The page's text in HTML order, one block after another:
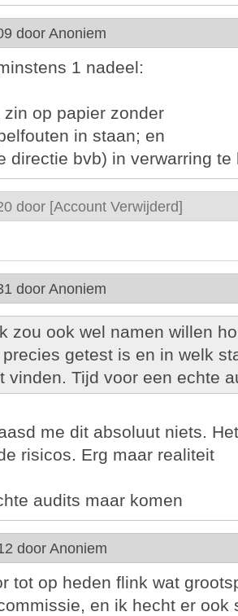
door Anoniem
1 nadeel:
op papier zonder
in staan; en
directie bvb) in verwarring te
door [Account Verwijderd]
door Anoniem
zou ook wel namen willen
getest is en in welk
vinden. Tijd voor een echte
me dit absoluut niets.
risicos. Erg maar realiteit
audits maar komen
door Anoniem
tot op heden flink wat
en ik hecht er ook